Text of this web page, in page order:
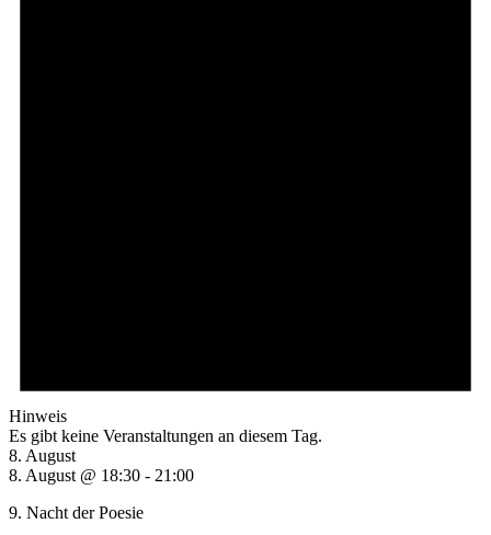
Hinweis
Es gibt keine Veranstaltungen an diesem Tag.
8. August
8. August @ 18:30 - 21:00
9. Nacht der Poesie